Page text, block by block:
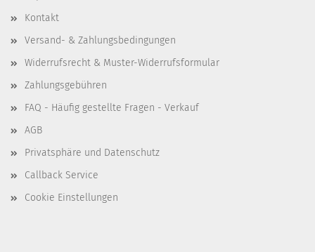
Kontakt
Versand- & Zahlungsbedingungen
Widerrufsrecht & Muster-Widerrufsformular
Zahlungsgebühren
FAQ - Häufig gestellte Fragen - Verkauf
AGB
Privatsphäre und Datenschutz
Callback Service
Cookie Einstellungen